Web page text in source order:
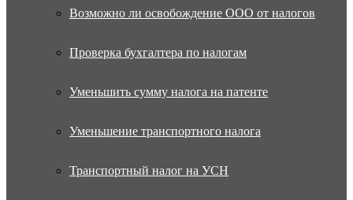
Возможно ли освобождение ООО от налогов
Проверка бухгалтера по налогам
Уменьшить сумму налога на патенте
Уменьшение транспортного налога
Транспортный налог на УСН